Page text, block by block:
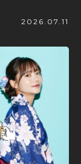
2026.07.11